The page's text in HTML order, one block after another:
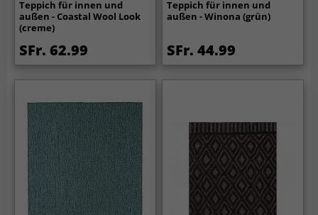
Teppich für innen und
außen - Coastal Wool Look
(creme)
SFr. 62.99
Teppich für innen und
außen - Winona (grün)
SFr. 44.99